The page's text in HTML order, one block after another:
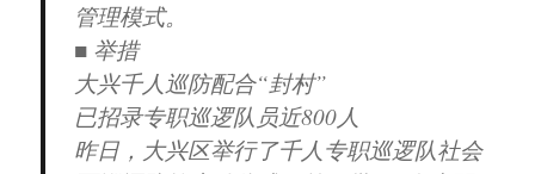
管理模式。
■ 举措
大兴千人巡防配合“封村”
已招录专职巡逻队员近800人
昨日，大兴区举行了千人专职巡逻队社会